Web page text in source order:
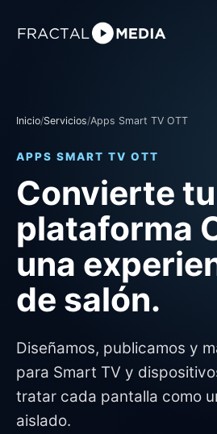
Inicio/Servicios/Apps Smart TV OTT
APPS SMART TV OTT
Convierte tu
plataforma
una
de salón.
Diseñamos, publicamos y
para Smart TV y
tratar cada pantalla como
aislado.